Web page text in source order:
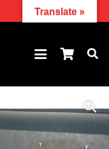
Translate »